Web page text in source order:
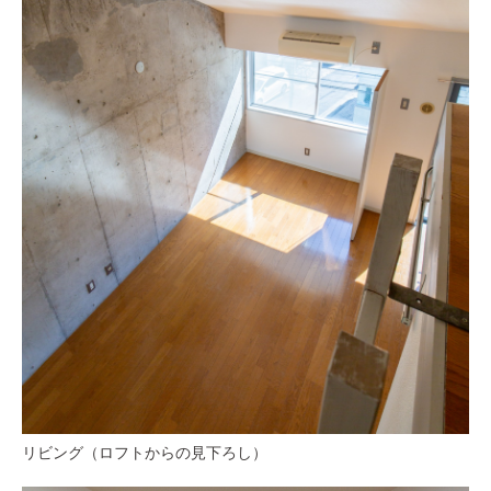
リビング（ロフトからの見下ろし）